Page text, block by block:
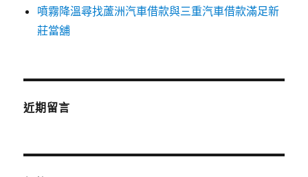
噴霧降溫尋找蘆洲汽車借款與三重汽車借款滿足新
莊當舖
近期留言